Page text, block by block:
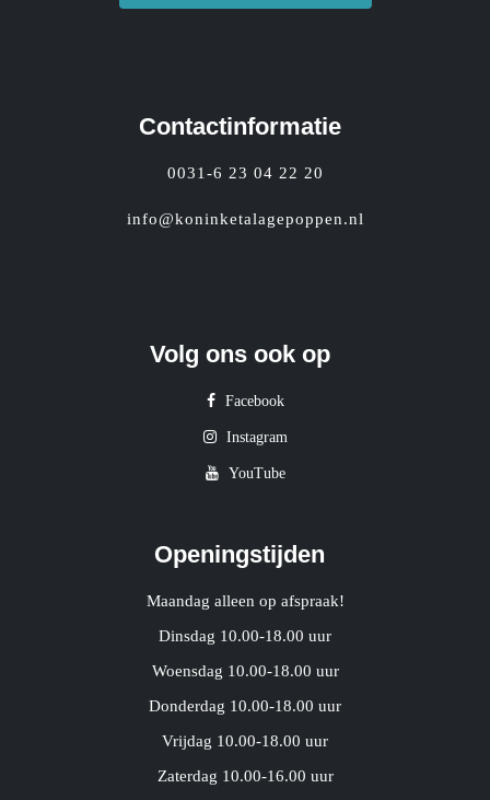
Contactinformatie
0031-6 23 04 22 20
info@koninketalagepoppen.nl
Volg ons ook op
Facebook
Instagram
YouTube
Openingstijden
Maandag alleen op afspraak!
Dinsdag 10.00-18.00 uur
Woensdag 10.00-18.00 uur
Donderdag 10.00-18.00 uur
Vrijdag 10.00-18.00 uur
Zaterdag 10.00-16.00 uur